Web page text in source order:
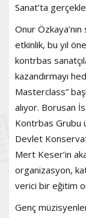
Sanat’ta
Onur
etkinlik, bu yıl
kontrbas
kazandırmayı
Masterclass”
alıyor. Borusan
Kontrbas Grubu
Devlet
Mert Keser’in
organizasyon,
verici bir eğitim
Genç